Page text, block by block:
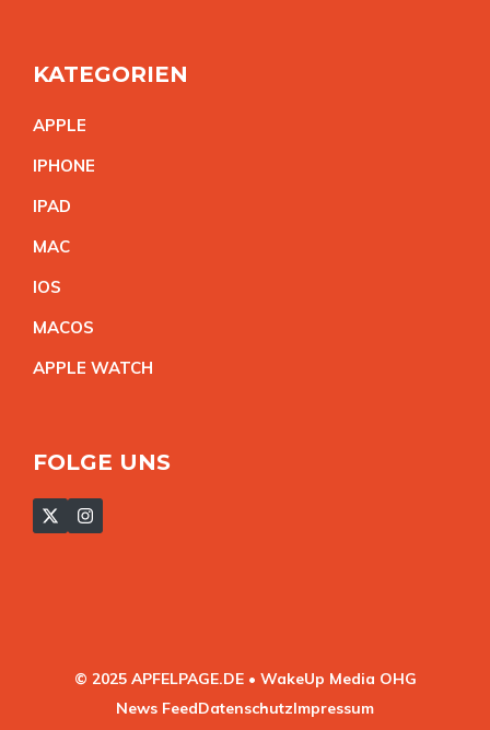
KATEGORIEN
APPLE
IPHONE
IPAD
MAC
IOS
MACOS
APPLE WATCH
FOLGE UNS
© 2025 APFELPAGE.DE • WakeUp Media OHG
News FeedDatenschutzImpressum